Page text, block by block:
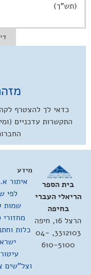
(תש"ך)
כדאי לך להצטרף
התקשרות עדכניים
בית הספר
הריאלי העברי
בחיפה
הרצל 16, חיפה
3312103, 04-
610-5100
מידע
איתור
לפי
שמות
מחזורי
כלות
וצל"שים